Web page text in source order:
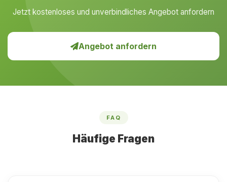
Jetzt kostenloses und unverbindliches Angebot anfordern
Angebot anfordern
FAQ
Häufige Fragen